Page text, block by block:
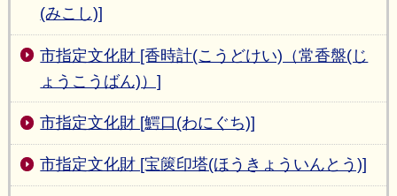
(みこし)]
市指定文化財 [香時計(こうどけい)（常香盤(じ
ょうこうばん)）]
市指定文化財 [鰐口(わにぐち)]
市指定文化財 [宝篋印塔(ほうきょういんとう)]